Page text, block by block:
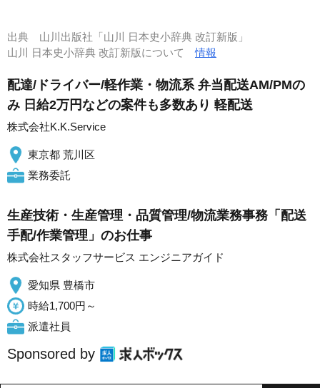
出典 山川出版社「山川 日本史小辞典 改訂新版」
山川 日本史小辞典 改訂新版について情報
配達/ドライバー/軽作業・物流系 弁当配送AM/PMの
み 日給2万円などの案件も多数あり 軽配送
株式会社K.K.Service
東京都 荒川区
業務委託
生産技術・生産管理・品質管理/物流業務事務「配送
手配/作業管理」のお仕事
株式会社スタッフサービス エンジニアガイド
愛知県 豊橋市
時給1,700円～
派遣社員
Sponsored by